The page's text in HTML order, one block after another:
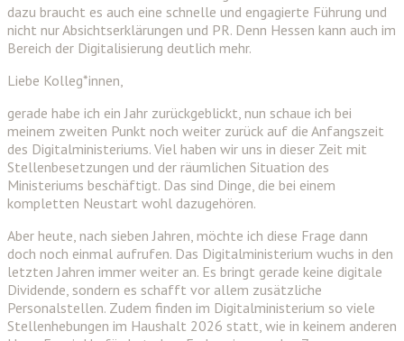
dazu braucht es auch eine schnelle und engagierte Führung und
nicht nur Absichtserklärungen und PR. Denn Hessen kann auch im
Bereich der Digitalisierung deutlich mehr.
Liebe Kolleg*innen,
gerade habe ich ein Jahr zurückgeblickt, nun schaue ich bei
meinem zweiten Punkt noch weiter zurück auf die Anfangszeit
des Digitalministeriums. Viel haben wir uns in dieser Zeit mit
Stellenbesetzungen und der räumlichen Situation des
Ministeriums beschäftigt. Das sind Dinge, die bei einem
kompletten Neustart wohl dazugehören.
Aber heute, nach sieben Jahren, möchte ich diese Frage dann
doch noch einmal aufrufen. Das Digitalministerium wuchs in den
letzten Jahren immer weiter an. Es bringt gerade keine digitale
Dividende, sondern es schafft vor allem zusätzliche
Personalstellen. Zudem finden im Digitalministerium so viele
Stellenhebungen im Haushalt 2026 statt, wie in keinem anderen